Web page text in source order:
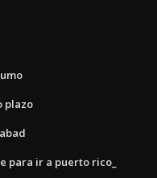
plazo
para ir a puerto rico_